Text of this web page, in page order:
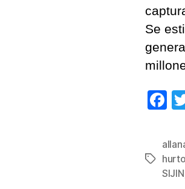
Se
F
c
e
b
Etiquetas
SIJIN